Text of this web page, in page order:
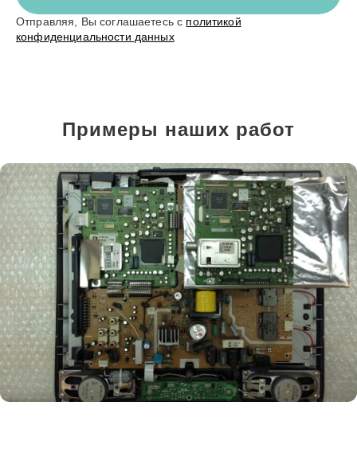
Отправляя, Вы соглашаетесь с политикой
конфиденциальности данных
Примеры наших работ